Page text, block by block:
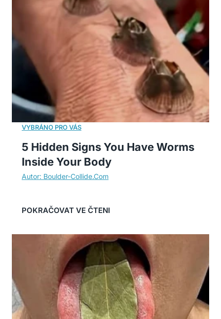
5 Hidden Signs You Have Worms
Inside Your Body